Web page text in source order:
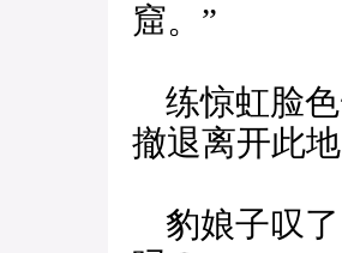
窟。”
练惊虹脸色
撤退离开此
豹娘子叹了